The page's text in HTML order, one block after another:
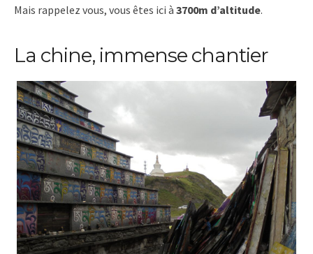
Mais rappelez vous, vous êtes ici à 3700m d’altitude.
La chine, immense chantier